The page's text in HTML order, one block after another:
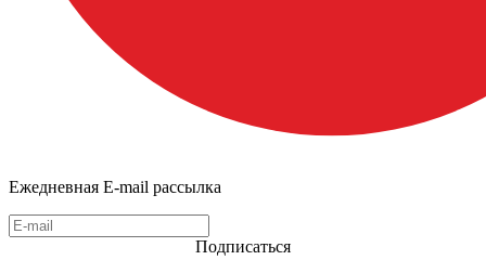
Ежедневная E-mail рассылка
Подписаться